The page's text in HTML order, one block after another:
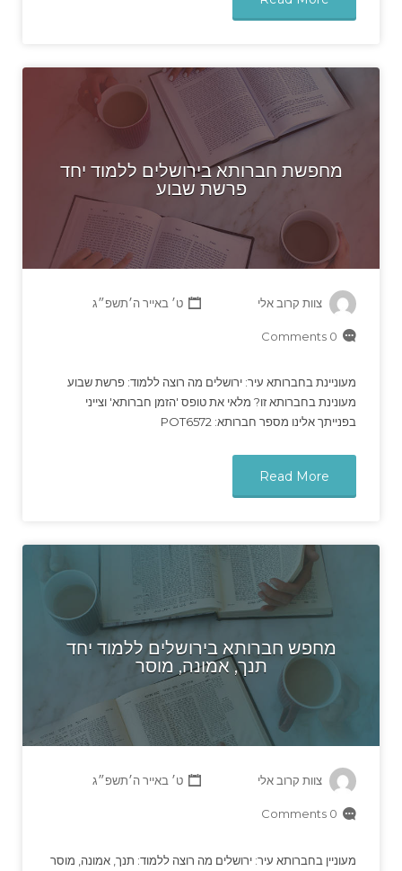
מחפשת חברותא בירושלים ללמוד יחד
פרשת שבוע
צוות קרוב אלי ט׳ באייר ה׳תשפ״ג
0 Comments
מעוניינת בחברותא עיר: ירושלים מה רוצה ללמוד: פרשת שבוע
מעונינת בחברותא זו? מלאי את טופס 'הזמן חברותא' וצייני
בפנייתך אלינו מספר חברותא: POT6572
Read More
מחפש חברותא בירושלים ללמוד יחד
תנך, אמונה, מוסר
צוות קרוב אלי ט׳ באייר ה׳תשפ״ג
0 Comments
מעוניין בחברותא עיר: ירושלים מה רוצה ללמוד: תנך, אמונה, מוסר